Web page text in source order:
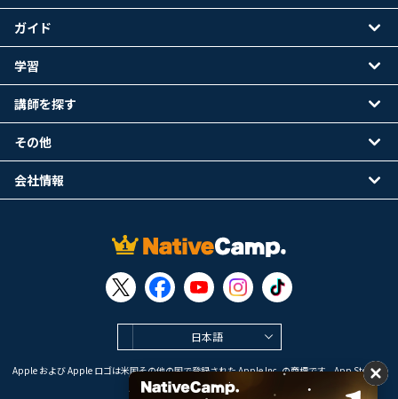
日本語
Apple および Apple ロゴは米国その他の国で登録された Apple Inc. の商標です。App Store は
Apple Inc. のサービスマークです。
ガイド
学習
講師を探す
その他
会社情報